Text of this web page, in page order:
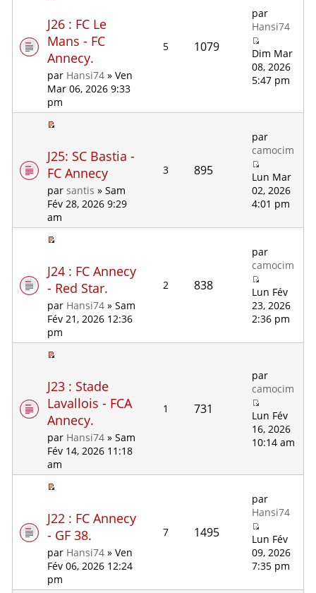
J26 : FC Le
Mans - FC
Annecy.
par Hansi74 » Ven
Mar 06, 2026 9:33
pm
5 1079
par
Hansi74
Dim Mar
08, 2026
5:47 pm
J25: SC Bastia -
FC Annecy
parsantis » Sam
Fév 28, 2026 9:29
am
3 895
par
camocim
Lun Mar
02, 2026
4:01 pm
J24 : FC Annecy
- Red Star.
par Hansi74 » Sam
Fév 21, 2026 12:36
pm
2 838
par
camocim
Lun Fév
23, 2026
2:36 pm
J23 : Stade
Lavallois - FCA
Annecy.
par Hansi74 » Sam
Fév 14, 2026 11:18
am
1 731
par
camocim
Lun Fév
16, 2026
10:14 am
J22 : FC Annecy
- GF 38.
par Hansi74 » Ven
Fév 06, 2026 12:24
pm
7 1495
par
Hansi74
Lun Fév
09, 2026
7:35 pm